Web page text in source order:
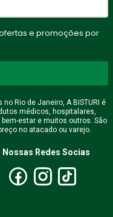
e promoções por
Rio de Janeiro, A BISTURI é
médicos, hospitalares,
estar e muitos outros. São
no atacado ou varejo.
Nossas Redes Socias